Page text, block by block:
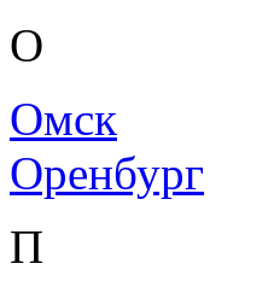
О
Омск
Оренбург
П